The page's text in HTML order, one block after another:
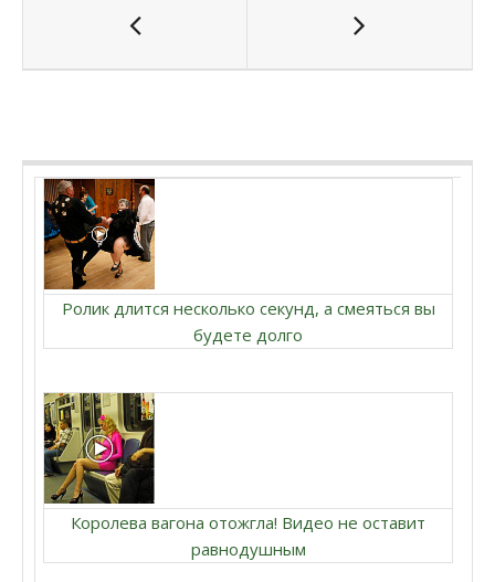
Ролик длится несколько секунд, а смеяться вы
будете долго
Королева вагона отожгла! Видео не оставит
равнодушным